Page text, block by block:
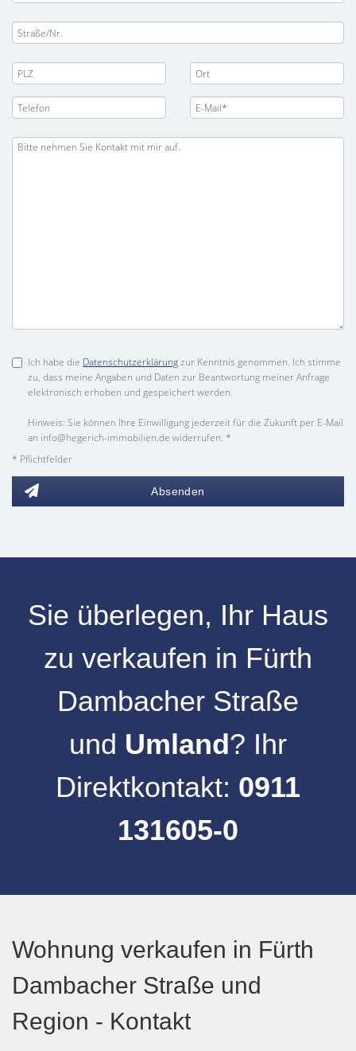
Ich habe die Datenschutzerklärungzur Kenntnis genommen. Ich stimme
zu, dass meine Angaben und Daten zur Beantwortung meiner Anfrage
elektronisch erhoben und gespeichert werden.
Hinweis: Sie können Ihre Einwilligung jederzeit für die Zukunft per E-Mail
an info@hegerich-immobilien.de widerrufen. *
* Pflichtfelder
Absenden
Sie überlegen, Ihr Haus
zu verkaufen in Fürth
Dambacher Straße
und Umland? Ihr
Direktkontakt: 0911
131605-0
Wohnung verkaufen in Fürth
Dambacher Straße und
Region - Kontakt